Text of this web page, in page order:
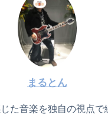
まるとん
た音楽を独自の視点で